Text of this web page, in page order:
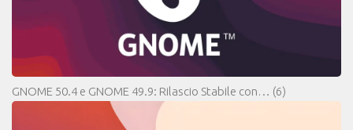
GNOME 50.4 e GNOME 49.9: Rilascio Stabile con… (6)